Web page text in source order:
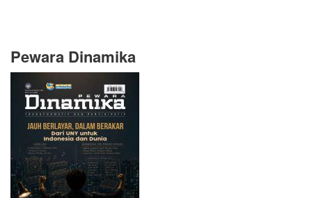
Pewara Dinamika